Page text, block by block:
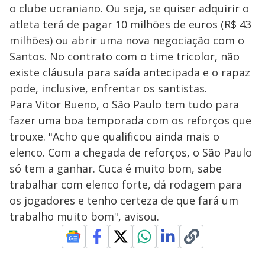
o clube ucraniano. Ou seja, se quiser adquirir o
atleta terá de pagar 10 milhões de euros (R$ 43
milhões) ou abrir uma nova negociação com o
Santos. No contrato com o time tricolor, não
existe cláusula para saída antecipada e o rapaz
pode, inclusive, enfrentar os santistas.
Para Vitor Bueno, o São Paulo tem tudo para
fazer uma boa temporada com os reforços que
trouxe. "Acho que qualificou ainda mais o
elenco. Com a chegada de reforços, o São Paulo
só tem a ganhar. Cuca é muito bom, sabe
trabalhar com elenco forte, dá rodagem para
os jogadores e tenho certeza de que fará um
trabalho muito bom", avisou.